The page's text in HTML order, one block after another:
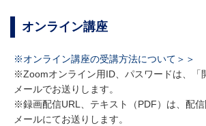
オンライン講座
※オンライン講座の受講方法について＞＞
※Zoomオンライン用ID、パスワードは、「
メールでお送りします。
※録画配信URL、テキスト（PDF）は、配
メールにてお送りします。